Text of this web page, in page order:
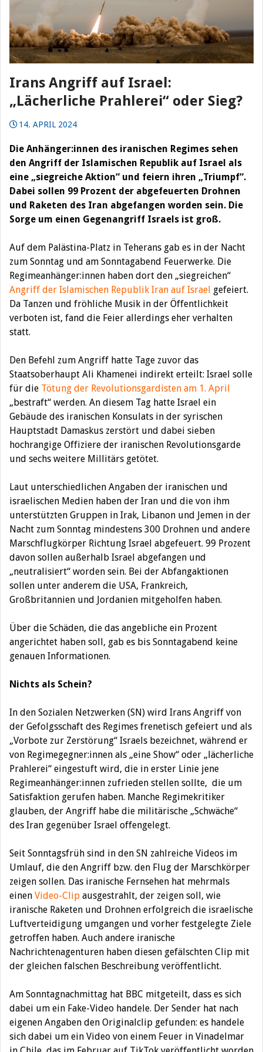
Irans Angriff auf Israel:
„Lächerliche Prahlerei“ oder Sieg?
14. APRIL 2024
Die Anhänger:innen des iranischen Regimes sehen
den Angriff der Islamischen Republik auf Israel als
eine „siegreiche Aktion“ und feiern ihren „Triumpf“.
Dabei sollen 99 Prozent der abgefeuerten Drohnen
und Raketen des Iran abgefangen worden sein. Die
Sorge um einen Gegenangriff Israels ist groß.
Auf dem Palästina-Platz in Teherans gab es in der Nacht
zum Sonntag und am Sonntagabend Feuerwerke. Die
Regimeanhänger:innen haben dort den „siegreichen“
Angriff der Islamischen Republik Iran auf Israel gefeiert.
Da Tanzen und fröhliche Musik in der Öffentlichkeit
verboten ist, fand die Feier allerdings eher verhalten
statt.
Den Befehl zum Angriff hatte Tage zuvor das
Staatsoberhaupt Ali Khamenei indirekt erteilt: Israel solle
für die Tötung der Revolutionsgardisten am 1. April
„bestraft“ werden. An diesem Tag hatte Israel ein
Gebäude des iranischen Konsulats in der syrischen
Hauptstadt Damaskus zerstört und dabei sieben
hochrangige Offiziere der iranischen Revolutionsgarde
und sechs weitere Millitärs getötet.
Laut unterschiedlichen Angaben der iranischen und
israelischen Medien haben der Iran und die von ihm
unterstützten Gruppen in Irak, Libanon und Jemen in der
Nacht zum Sonntag mindestens 300 Drohnen und andere
Marschflugkörper Richtung Israel abgefeuert. 99 Prozent
davon sollen außerhalb Israel abgefangen und
„neutralisiert“ worden sein. Bei der Abfangaktionen
sollen unter anderem die USA, Frankreich,
Großbritannien und Jordanien mitgeholfen haben.
Über die Schäden, die das angebliche ein Prozent
angerichtet haben soll, gab es bis Sonntagabend keine
genauen Informationen.
Nichts als Schein?
In den Sozialen Netzwerken (SN) wird Irans Angriff von
der Gefolgsschaft des Regimes frenetisch gefeiert und als
„Vorbote zur Zerstörung“ Israels bezeichnet, während er
von Regimegegner:innen als „eine Show“ oder „lächerliche
Prahlerei“ eingestuft wird, die in erster Linie jene
Regimeanhänger:innen zufrieden stellen sollte, die um
Satisfaktion gerufen haben. Manche Regimekritiker
glauben, der Angriff habe die militärische „Schwäche“
des Iran gegenüber Israel offengelegt.
Seit Sonntagsfrüh sind in den SN zahlreiche Videos im
Umlauf, die den Angriff bzw. den Flug der Marschkörper
zeigen sollen. Das iranische Fernsehen hat mehrmals
einen Video-Clip ausgestrahlt, der zeigen soll, wie
iranische Raketen und Drohnen erfolgreich die israelische
Luftverteidigung umgangen und vorher festgelegte Ziele
getroffen haben. Auch andere iranische
Nachrichtenagenturen haben diesen gefälschten Clip mit
der gleichen falschen Beschreibung veröffentlicht.
Am Sonntagnachmittag hat BBC mitgeteilt, dass es sich
dabei um ein Fake-Video handele. Der Sender hat nach
eigenen Angaben den Originalclip gefunden: es handele
sich dabei um ein Video von einem Feuer in Vinadelmar